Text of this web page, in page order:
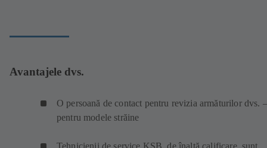
Avantajele dvs.
O persoană de contact pentru revizia armăturilor dvs.
pentru modele străine
Tehnicienii de service KSB, de înaltă calificare, sunt